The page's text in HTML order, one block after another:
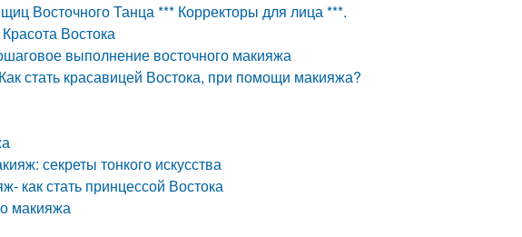
Восточного Танца *** Корректоры для лица ***.
Востока
выполнение восточного макияжа
стать красавицей Востока, при помощи макияжа?
секреты тонкого искусства
как стать принцессой Востока
макияжа